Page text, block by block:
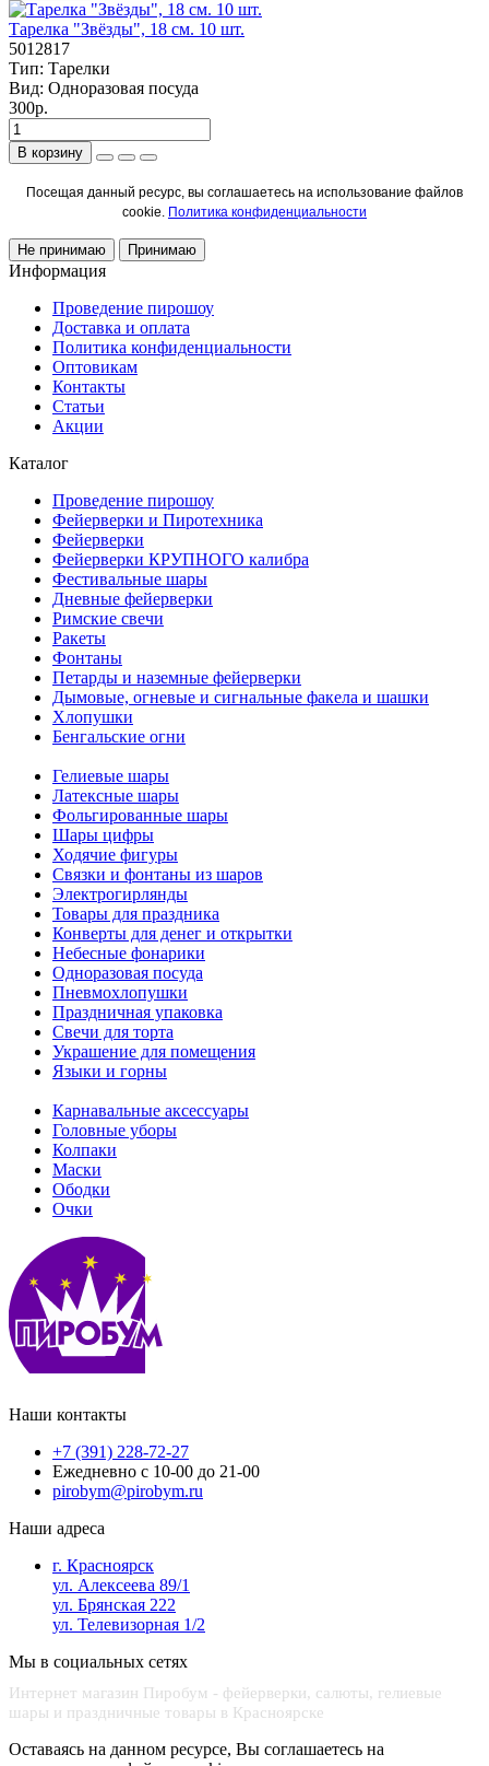
Тарелка "Звёзды", 18 см. 10 шт.
5012817
Тип: Тарелки
Вид: Одноразовая посуда
300р.
В корзину
Посещая данный ресурс, вы соглашаетесь на использование файлов
cookie. Политика конфиденциальности
Не принимаю Принимаю
Информация
Проведение пирошоу
Доставка и оплата
Политика конфиденциальности
Оптовикам
Контакты
Статьи
Акции
Каталог
Проведение пирошоу
Фейерверки и Пиротехника
Фейерверки
Фейерверки КРУПНОГО калибра
Фестивальные шары
Дневные фейерверки
Римские свечи
Ракеты
Фонтаны
Петарды и наземные фейерверки
Дымовые, огневые и сигнальные факела и шашки
Хлопушки
Бенгальские огни
Гелиевые шары
Латексные шары
Фольгированные шары
Шары цифры
Ходячие фигуры
Связки и фонтаны из шаров
Электрогирлянды
Товары для праздника
Конверты для денег и открытки
Небесные фонарики
Одноразовая посуда
Пневмохлопушки
Праздничная упаковка
Свечи для торта
Украшение для помещения
Языки и горны
Карнавальные аксессуары
Головные уборы
Колпаки
Маски
Ободки
Очки
Наши контакты
+7 (391) 228-72-27
Ежедневно с 10-00 до 21-00
pirobym@pirobym.ru
Наши адреса
г. Красноярск
ул. Алексеева 89/1
ул. Брянская 222
ул. Телевизорная 1/2
Мы в социальных сетях
Интернет магазин Пиробум - фейерверки, салюты, гелиевые
шары и праздничные товары в Красноярске
Оставаясь на данном ресурсе, Вы соглашаетесь на